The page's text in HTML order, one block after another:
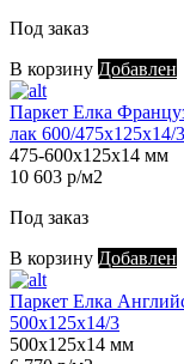
Под заказ
В корзину Добавлен
Паркет Елка
лак 600/475х125х14/
475-600х125х14 мм
10 603 р/м2
Под заказ
В корзину Добавлен
Паркет Елка
500х125х14/3
500х125х14 мм